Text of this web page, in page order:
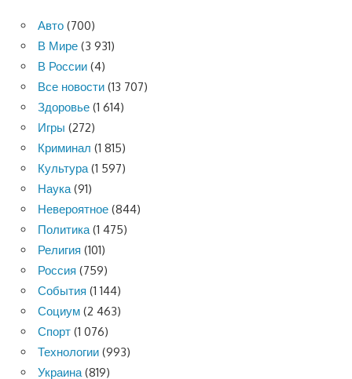
Авто (700)
В Мире (3 931)
В России (4)
Все новости (13 707)
Здоровье (1 614)
Игры (272)
Криминал (1 815)
Культура (1 597)
Наука (91)
Невероятное (844)
Политика (1 475)
Религия (101)
Россия (759)
События (1 144)
Социум (2 463)
Спорт (1 076)
Технологии (993)
Украина (819)